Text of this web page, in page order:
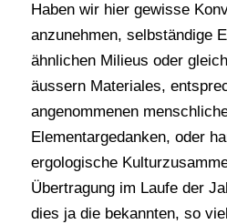
Haben wir hier gewisse
anzunehmen, selbständige
ähnlichen Milieus oder
äussern Materiales,
angenommenen
Elementargedanken, oder
ergologische
Übertragung im Laufe der
dies ja die bekannten, so